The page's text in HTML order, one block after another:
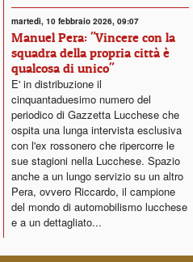
martedì, 10 febbraio 2026, 09:07
Manuel Pera: "Vincere con la
squadra della propria città è
qualcosa di unico"
E' in distribuzione il
cinquantaduesimo numero del
periodico di Gazzetta Lucchese che
ospita una lunga intervista esclusiva
con l'ex rossonero che ripercorre le
sue stagioni nella Lucchese. Spazio
anche a un lungo servizio su un altro
Pera, ovvero Riccardo, il campione
del mondo di automobilismo lucchese
e a un dettagliato...